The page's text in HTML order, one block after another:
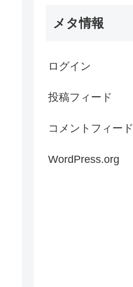
メタ情報
ログイン
投稿フィード
コメントフィード
WordPress.org